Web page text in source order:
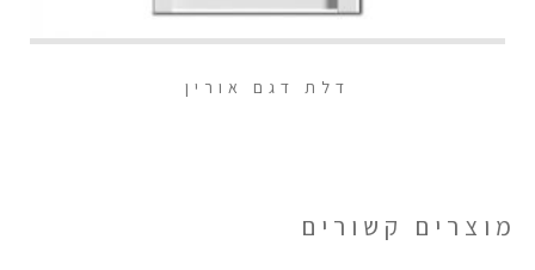
דלת דגם אורין
מוצרים קשורים